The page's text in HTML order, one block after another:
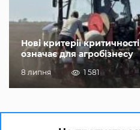
Нові критерії
означає для агробізнесу
8 липня 1 581